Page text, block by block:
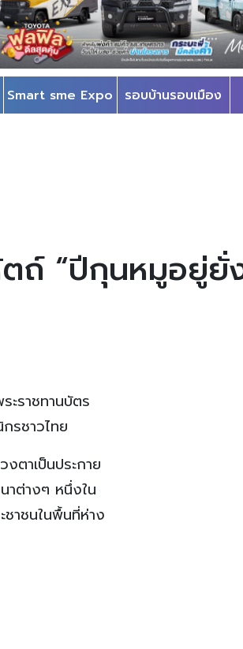
Smart sme Expo รอบบ้านรอบเมือง
ถ์ “ปีกุนหมูอยู่ยั่
ะราชทานบัตร
รชาวไทย
ตาเป็นประกาย
าต่างๆ หนึ่งใน
ชาชนในพื้นที่ห่าง